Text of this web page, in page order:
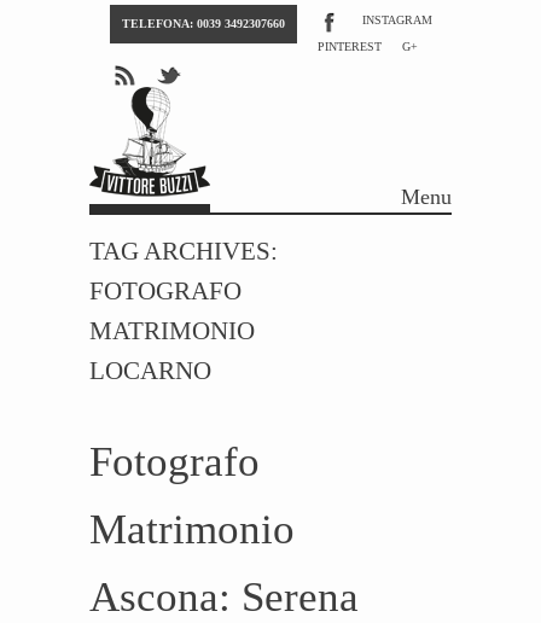
TELEFONA: 0039 3492307660
INSTAGRAM
PINTEREST
G+
Menu
TAG ARCHIVES:
FOTOGRAFO
MATRIMONIO
LOCARNO
Fotografo
Matrimonio
Ascona: Serena